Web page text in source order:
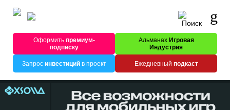
Оформитьпремиум-
подписку
Альманах Игровая
Индустрия
Запрос инвестицийв проект Ежедневный подкаст